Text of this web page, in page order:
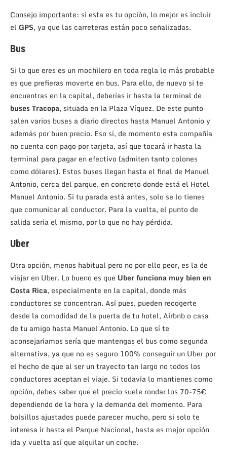
Consejo importante: si esta es tu opción, lo mejor es incluir
el GPS, ya que las carreteras están poco señalizadas.
Bus
Si lo que eres es un mochilero en toda regla lo más probable
es que prefieras moverte en bus. Para ello, de nuevo si te
encuentras en la capital, deberías ir hasta la terminal de
buses Tracopa, situada en la Plaza Víquez. De este punto
salen varios buses a diario directos hasta Manuel Antonio y
además por buen precio. Eso sí, de momento esta compañía
no cuenta con pago por tarjeta, así que tocará ir hasta la
terminal para pagar en efectivo (admiten tanto colones
como dólares). Estos buses llegan hasta el final de Manuel
Antonio, cerca del parque, en concreto donde está el Hotel
Manuel Antonio. Si tu parada está antes, solo se lo tienes
que comunicar al conductor. Para la vuelta, el punto de
salida sería el mismo, por lo que no hay pérdida.
Uber
Otra opción, menos habitual pero no por ello peor, es la de
viajar en Uber. Lo bueno es que Uber funciona muy bien en
Costa Rica, especialmente en la capital, donde más
conductores se concentran. Así pues, pueden recogerte
desde la comodidad de la puerta de tu hotel, Airbnb o casa
de tu amigo hasta Manuel Antonio. Lo que sí te
aconsejaríamos sería que mantengas el bus como segunda
alternativa, ya que no es seguro 100% conseguir un Uber por
el hecho de que al ser un trayecto tan largo no todos los
conductores aceptan el viaje. Si todavía lo mantienes como
opción, debes saber que el precio suele rondar los 70-75€
dependiendo de la hora y la demanda del momento. Para
bolsillos ajustados puede parecer mucho, pero si solo te
interesa ir hasta el Parque Nacional, hasta es mejor opción
ida y vuelta así que alquilar un coche.